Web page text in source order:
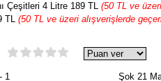
Çeşitleri 4 Litre 189 TL (50 TL ve
TL (50 TL ve üzeri alışverişlerde
1 Şok 21